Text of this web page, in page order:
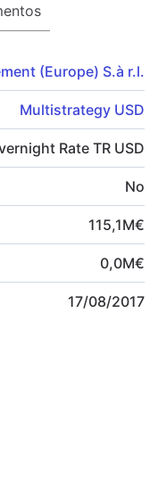
(Europe) S.à r.l.
Multistrategy USD
Rate TR USD
No
115,1M€
0,0M€
17/08/2017